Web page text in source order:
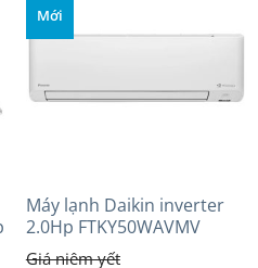
₫ 28.350.000.
Mới
Máy lạnh Daikin inverter
2.0Hp FTKY50WAVMV